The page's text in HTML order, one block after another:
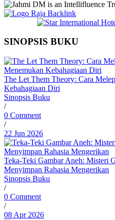
SINOPSIS BUKU
The Let Them Theory: Cara
Kebahagiaan Diri
Sinopsis Buku
/
0 Comment
/
22 Jun 2026
Teka-Teki Gambar Aneh: Misteri
Menyimpan Rahasia Mengerikan
Sinopsis Buku
/
0 Comment
/
08 Apr 2026